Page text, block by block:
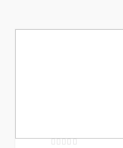
Rating: